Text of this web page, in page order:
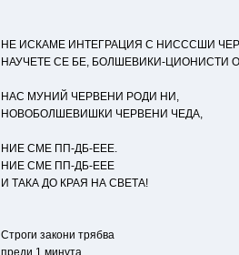
НЕ ИСКАМЕ ИНТЕГРАЦИЯ С НИСССШИ
НАУЧЕТЕ СЕ БЕ, БОЛШЕВИКИ-ЦИОНИСТИ
НАС МУНИЙ ЧЕРВЕНИ РОДИ НИ,
НОВОБОЛШЕВИШКИ ЧЕРВЕНИ ЧЕДА,
НИЕ СМЕ ПП-ДБ-ЕЕЕ.
НИЕ СМЕ ПП-ДБ-ЕЕЕ
И ТАКА ДО КРАЯ НА СВЕТА!
Строги закони трябва
преди 1 минута